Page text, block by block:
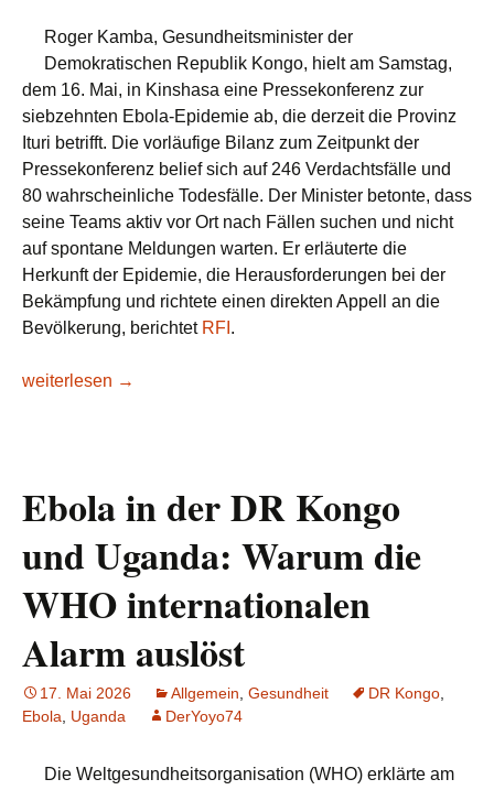
Roger Kamba, Gesundheitsminister der
Demokratischen Republik Kongo, hielt am Samstag,
dem 16. Mai, in Kinshasa eine Pressekonferenz zur
siebzehnten Ebola-Epidemie ab, die derzeit die Provinz
Ituri betrifft. Die vorläufige Bilanz zum Zeitpunkt der
Pressekonferenz belief sich auf 246 Verdachtsfälle und
80 wahrscheinliche Todesfälle. Der Minister betonte, dass
seine Teams aktiv vor Ort nach Fällen suchen und nicht
auf spontane Meldungen warten. Er erläuterte die
Herkunft der Epidemie, die Herausforderungen bei der
Bekämpfung und richtete einen direkten Appell an die
Bevölkerung, berichtet RFI .
Ebola in der DR Kongo: Aberglaube, Minengebiete und
weiterlesen →
Ebola in der DR Kongo
und Uganda: Warum die
WHO internationalen
Alarm auslöst
17. Mai 2026 Allgemein Gesundheit DR Kongo
Ebola
Uganda DerYoyo74
Die Weltgesundheitsorganisation (WHO) erklärte am